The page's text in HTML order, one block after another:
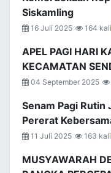
Siskamling
16 Juli 2025 164 kali
APEL PAGI HARI
KECAMATAN
04 September 2025
Senam Pagi Rutin
Pererat
11 Juli 2025 163 kali
MUSYAWARAH